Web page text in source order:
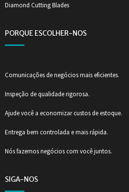
Diamond Cutting Blades
PORQUE ESCOLHER-NOS
Comunicações de negócios mais eficientes.
Inspeção de qualidade rigorosa.
Ajude você a economizar custos de estoque.
Entrega bem controlada e mais rápida.
Nós fazemos negócios com você juntos.
SIGA-NOS